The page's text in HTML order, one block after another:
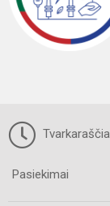
Pasiekimai